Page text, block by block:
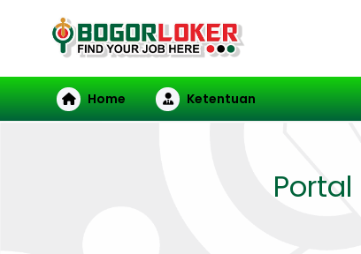
Home Ketentuan
Portal